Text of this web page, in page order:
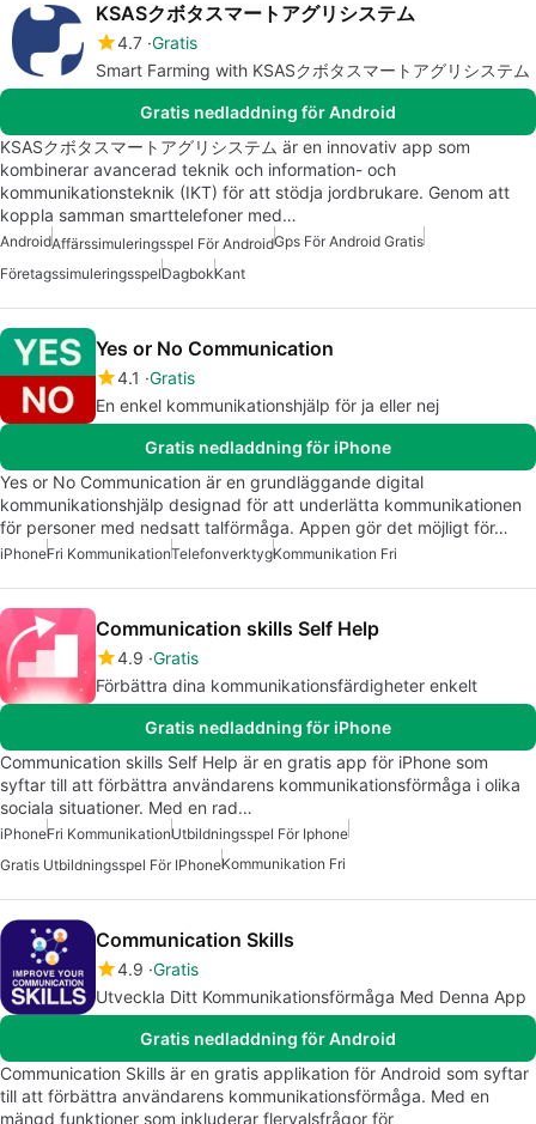
KSASクボタスマートアグリシステム
4.7 Gratis
Smart Farming with KSASクボタスマートアグリシステム
Gratis nedladdning för Android
KSASクボタスマートアグリシステム är en innovativ app som
kombinerar avancerad teknik och information- och
kommunikationsteknik (IKT) för att stödja jordbrukare. Genom att
koppla samman smarttelefoner med…
AndroidAffärssimuleringsspel För AndroidGps För Android Gratis
FöretagssimuleringsspelDagbokKant
Yes or No Communication
4.1 Gratis
En enkel kommunikationshjälp för ja eller nej
Gratis nedladdning för iPhone
Yes or No Communication är en grundläggande digital
kommunikationshjälp designad för att underlätta kommunikationen
för personer med nedsatt talförmåga. Appen gör det möjligt för…
iPhoneFri KommunikationTelefonverktygKommunikation Fri
Communication skills Self Help
4.9 Gratis
Förbättra dina kommunikationsfärdigheter enkelt
Gratis nedladdning för iPhone
Communication skills Self Help är en gratis app för iPhone som
syftar till att förbättra användarens kommunikationsförmåga i olika
sociala situationer. Med en rad…
iPhoneFri KommunikationUtbildningsspel För Iphone
Gratis Utbildningsspel För IPhoneKommunikation Fri
Communication Skills
4.9 Gratis
Utveckla Ditt Kommunikationsförmåga Med Denna App
Gratis nedladdning för Android
Communication Skills är en gratis applikation för Android som syftar
till att förbättra användarens kommunikationsförmåga. Med en
mängd funktioner som inkluderar flervalsfrågor för